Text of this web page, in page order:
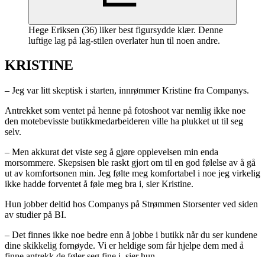
Hege Eriksen (36) liker best figursydde klær. Denne
luftige lag på lag-stilen overlater hun til noen andre.
KRISTINE
– Jeg var litt skeptisk i starten, innrømmer Kristine fra Companys.
Antrekket som ventet på henne på fotoshoot var nemlig ikke noe
den motebevisste butikkmedarbeideren ville ha plukket ut til seg
selv.
– Men akkurat det viste seg å gjøre opplevelsen min enda
morsommere. Skepsisen ble raskt gjort om til en god følelse av å gå
ut av komfortsonen min. Jeg følte meg komfortabel i noe jeg virkelig
ikke hadde forventet å føle meg bra i, sier Kristine.
Hun jobber deltid hos Companys på Strømmen Storsenter ved siden
av studier på BI.
– Det finnes ikke noe bedre enn å jobbe i butikk når du ser kundene
dine skikkelig fornøyde. Vi er heldige som får hjelpe dem med å